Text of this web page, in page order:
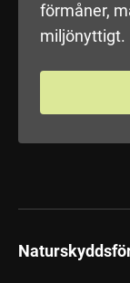
förmåner,
miljönyttigt.